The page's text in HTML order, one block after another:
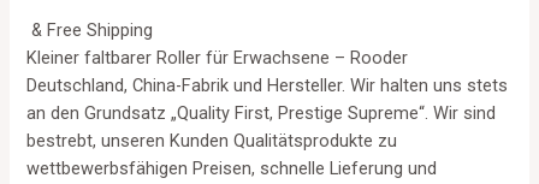
& Free Shipping
Kleiner faltbarer Roller für Erwachsene – Rooder
Deutschland, China-Fabrik und Hersteller. Wir halten uns stets
an den Grundsatz „Quality First, Prestige Supreme“. Wir sind
bestrebt, unseren Kunden Qualitätsprodukte zu
wettbewerbsfähigen Preisen, schnelle Lieferung und